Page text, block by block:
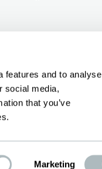
features and to analyse
social media,
that you’ve
Marketing